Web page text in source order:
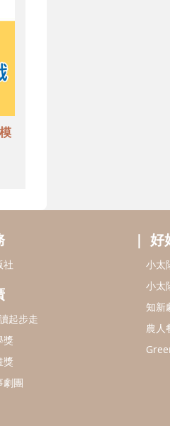
社
起步走
獎
獎
劇團
好
小太
小太
知新
農人